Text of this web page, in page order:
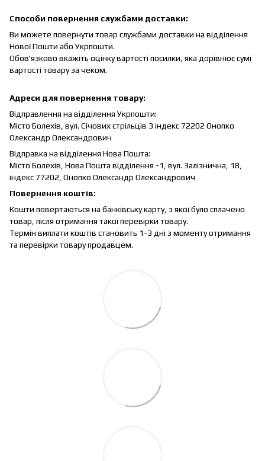
Способи повернення службами доставки:
Ви можете повернути товар службами доставки на відділення
Нової Пошти або Укрпошти.
Обов'язково вкажіть оцінку вартості посилки, яка дорівнює сумі
вартості товару за чеком.
Адреси для повернення товару:
Відправлення на відділення Укрпошти:
Місто Болехів, вул. Січових стрільців 3 індекс 72202 Онопко
Олександр Олександрович
Відправка на відділення Нова Пошта:
Місто Болехів, Нова Пошта відділення -1, вул. Залізнична, 18,
індекс 77202, Онопко Олександр Олександрович
Повернення коштів:
Кошти повертаються на банківську карту, з якої було сплачено
товар, після отримання такої перевірки товару.
Термін виплати коштів становить 1-3 дні з моменту отримання
та перевірки товару продавцем.